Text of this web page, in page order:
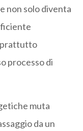
non solo diventa
processo di
muta
da un